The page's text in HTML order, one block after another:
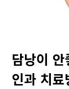
담낭이
인과 치료